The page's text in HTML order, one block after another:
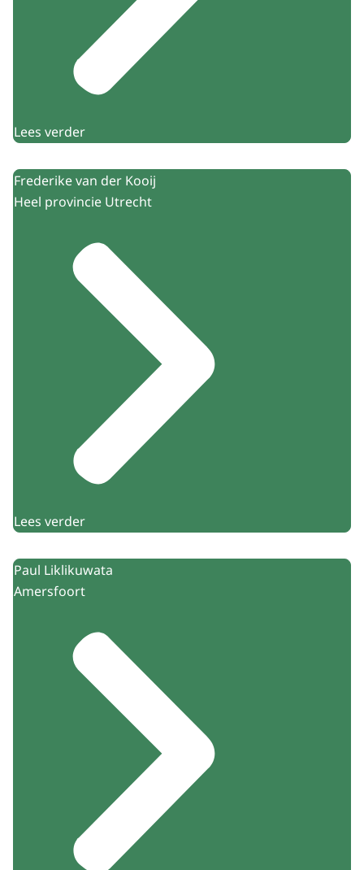
Lees verder
Frederike van der Kooij
Heel provincie Utrecht
Lees verder
Paul Liklikuwata
Amersfoort